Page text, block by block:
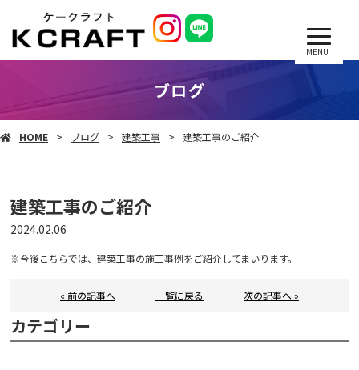
MENU
ブログ
HOME ブログ 建築工事 建築工事のご紹介
建築工事のご紹介
2024.02.06
※今後こちらでは、建築工事の施工事例をご紹介してまいります。
« 前の記事へ 一覧に戻る 次の記事へ »
カテゴリー